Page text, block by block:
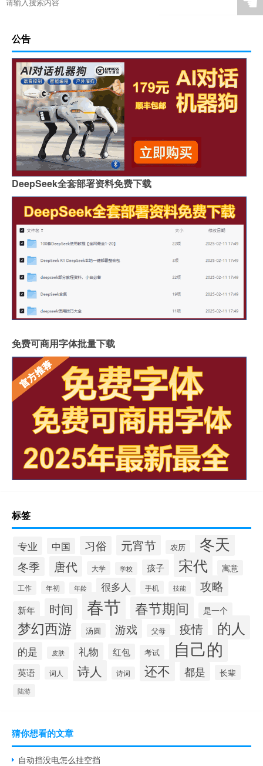
公告
DeepSeek全套部署资料免费下载
免费可商用字体批量下载
标签
专业 中国 习俗 元宵节 农历 冬天
冬季 唐代 大学 学校 孩子 宋代 寓意
工作 年初 年龄 很多人 手机 技能 攻略
新年 时间 春节 春节期间 是一个
梦幻西游 汤圆 游戏 父母 疫情 的人
的是 皮肤 礼物 红包 考试 自己的
英语 词人 诗人 诗词 还不 都是 长辈
陆游
猜你想看的文章
自动挡没电怎么挂空挡